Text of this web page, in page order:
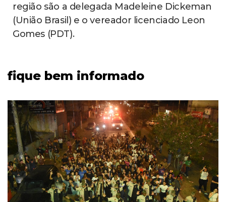
região são a delegada Madeleine Dickeman
(União Brasil) e o vereador licenciado Leon
Gomes (PDT).
fique bem informado